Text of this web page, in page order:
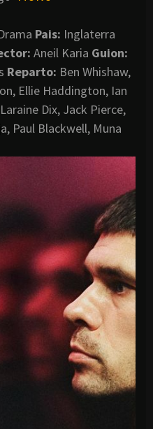
Pais: Inglaterra
: Aneil Karia Guion:
Reparto: Ben Whishaw,
Ellie Haddington, Ian
Dix, Jack Pierce,
Paul Blackwell, Muna